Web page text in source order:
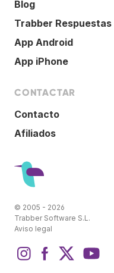
Blog
Trabber Respuestas
App Android
App iPhone
CONTACTAR
Contacto
Afiliados
© 2005 - 2026
Trabber Software S.L.
Aviso legal